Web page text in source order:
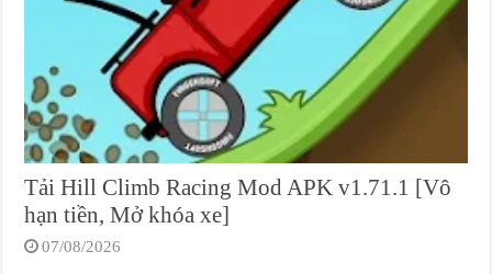
Tải Hill Climb Racing Mod APK v1.71.1 [Vô
hạn tiền, Mở khóa xe]
07/08/2026